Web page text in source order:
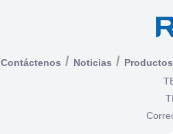
Contáctenos / Noticias / Productos